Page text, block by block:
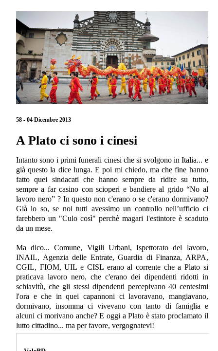
58 - 04 Dicembre 2013
A Plato ci sono i cinesi
Intanto sono i primi funerali cinesi che si svolgono in Italia... e
già questo la dice lunga. E poi mi chiedo, ma che fine hanno
fatto quei sindacati che hanno sempre da ridire su tutto,
sempre a far casino con scioperi e bandiere al grido “No al
lavoro nero” ? In questo non c'erano o se c'erano dormivano?
Già lo so, se noi tutti avessimo un controllo nell’ufficio ci
farebbero un "Culo così" perchè magari l'estintore è scaduto
da un mese.
Ma dico... Comune, Vigili Urbani, Ispettorato del lavoro,
INAIL, Agenzia delle Entrate, Guardia di Finanza, ARPA,
CGIL, FIOM, UIL e CISL erano al corrente che a Plato si
praticava lavoro nero, che c'erano dei dipendenti ridotti in
schiavitù, che gli stessi dipendenti percepivano 40 centesimi
l'ora e che in quei capannoni ci lavoravano, mangiavano,
dormivano, insomma ci vivevano con tanto di famiglia e
alcuni ci morivano anche? E oggi a Plato è stato proclamato il
lutto cittadino... ma per favore, vergognatevi!